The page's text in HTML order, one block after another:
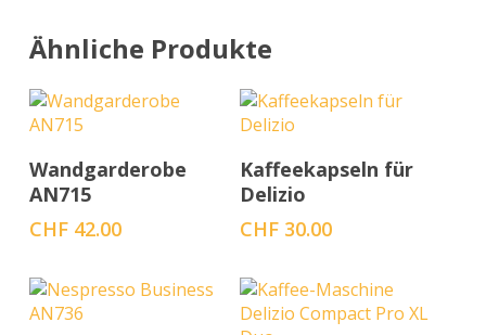
Ähnliche Produkte
In den Warenkorb
Wandgarderobe
AN715
CHF42.00
In den Warenkorb
Kaffeekapseln für
Delizio
CHF 30.00